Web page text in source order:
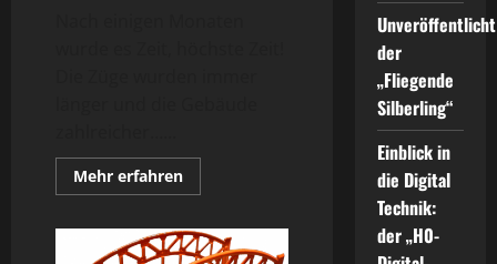
Mehr erfahrenMehr
Informationen
–
die
der
„Fliegende
Silberling“
Einblick in
die Digital
Technik:
der „H0-